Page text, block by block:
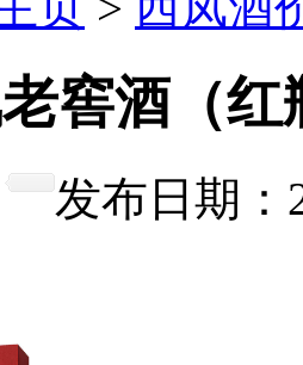
窖酒（红
发布日期：